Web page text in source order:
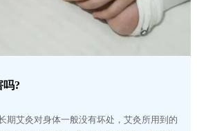
吗?
期艾灸对身体一般没有坏处，艾灸所用到的